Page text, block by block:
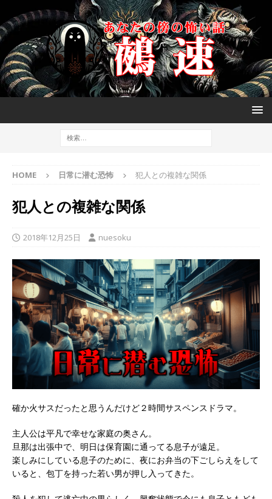
HOME 日常に潜む恐怖 犯人との複雑な関係
犯人との複雑な関係
2018年12月25日 nuesoku
確か火サスだったと思うんだけど２時間サスペンスドラマ。
主人公は平凡で幸せな家庭の奥さん。
旦那は出張中で、明日は保育園に通ってる息子が遠足。
楽しみにしている息子のために、夜にお弁当の下ごしらえをして
いると、包丁を持った若い男が押し入ってきた。